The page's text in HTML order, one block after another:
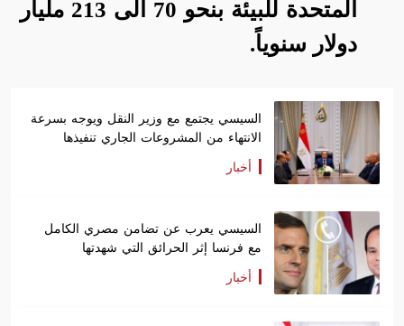
المتحدة للبيئة بنحو 70 الى 213 مليار
دولار سنوياً.
السيسي يجتمع مع وزير النقل ويوجه بسرعة
الانتهاء من المشروعات الجاري تنفيذها
أخبار
السيسي يعرب عن تضامن مصري الكامل
مع فرنسا إثر الحرائق التي شهدتها
أخبار